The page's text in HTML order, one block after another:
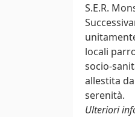
S.E.R.
locali
socio-
allestita
serenità.
Ulteriori